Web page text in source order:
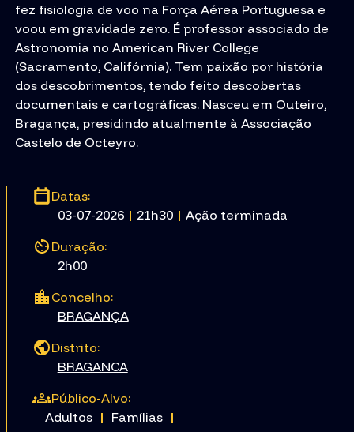
fez fisiologia de voo na Força Aérea Portuguesa e
voou em gravidade zero. É professor associado de
Astronomia no American River College
(Sacramento, Califórnia). Tem paixão por história
dos descobrimentos, tendo feito descobertas
documentais e cartográficas. Nasceu em Outeiro,
Bragança, presidindo atualmente à Associação
Castelo de Octeyro.
Datas:
03-07-2026 | 21h30 | Ação terminada
Duração:
2h00
Concelho:
BRAGANÇA
Distrito:
BRAGANCA
Público-Alvo:
Adultos | Famílias |